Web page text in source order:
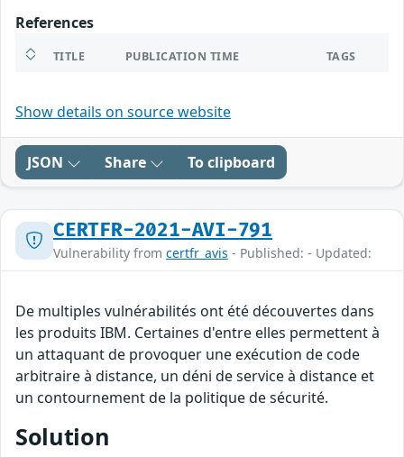
References
TITLE PUBLICATION TIME TAGS
Show details on source website
JSON Share To clipboard
CERTFR-2021-AVI-791
Vulnerability from certfr_avis - Published: - Updated:
De multiples vulnérabilités ont été découvertes dans
les produits IBM. Certaines d'entre elles permettent à
un attaquant de provoquer une exécution de code
arbitraire à distance, un déni de service à distance et
un contournement de la politique de sécurité.
Solution